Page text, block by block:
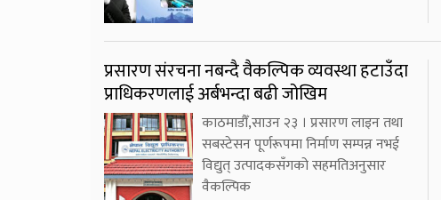
प्रसारण संरचना नबन्दै वैकल्पिक व्यवस्था हटाउँदा
प्राधिकरणलाई अर्बभन्दा बढी जोखिम
काठमाडौँ,साउन २३ । प्रसारण लाइन तथा
सबस्टेसन पूर्णरूपमा निर्माण सम्पन्न नभई
विद्युत् उत्पादकसँगको सहमतिअनुसार
वैकल्पिक